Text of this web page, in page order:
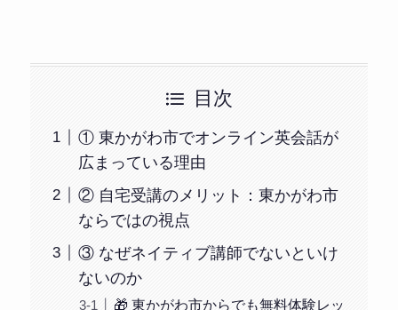
目次
① 東かがわ市でオンライン英会話が
広まっている理由
② 自宅受講のメリット：東かがわ市
ならではの視点
③ なぜネイティブ講師でないといけ
ないのか
🎁 東かがわ市からでも無料体験レッ